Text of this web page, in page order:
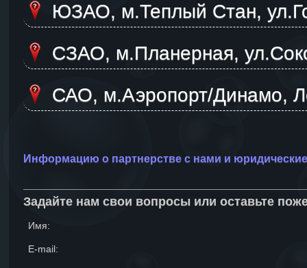
ЮЗАО, м.Теплый Стан,
СЗАО, м.Планерная,
САО, м.Аэропорт/Динамо,
Информацию о партнерстве с нами и
Задайте нам свои вопросы или оставьте
Имя:
E-mail: